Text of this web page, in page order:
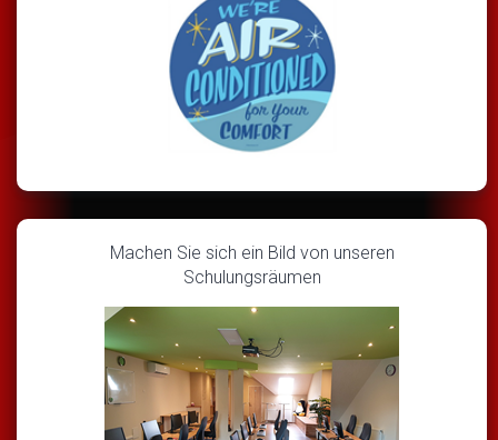
Machen Sie sich ein Bild von unseren
Schulungsräumen